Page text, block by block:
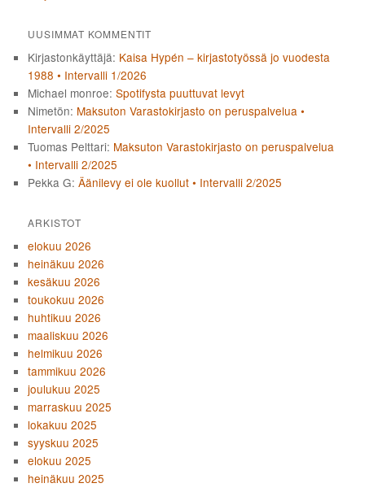
UUSIMMAT KOMMENTIT
Kirjastonkäyttäjä: Kaisa Hypén – kirjastotyössä jo vuodesta
1988 • Intervalli 1/2026
Michael monroe:Spotifysta puuttuvat levyt
Nimetön: Maksuton Varastokirjasto on peruspalvelua •
Intervalli 2/2025
Tuomas Pelttari: Maksuton Varastokirjasto on peruspalvelua
• Intervalli 2/2025
Pekka G:Äänilevy ei ole kuollut • Intervalli 2/2025
ARKISTOT
elokuu 2026
heinäkuu 2026
kesäkuu 2026
toukokuu 2026
huhtikuu 2026
maaliskuu 2026
helmikuu 2026
tammikuu 2026
joulukuu 2025
marraskuu 2025
lokakuu 2025
syyskuu 2025
elokuu 2025
heinäkuu 2025